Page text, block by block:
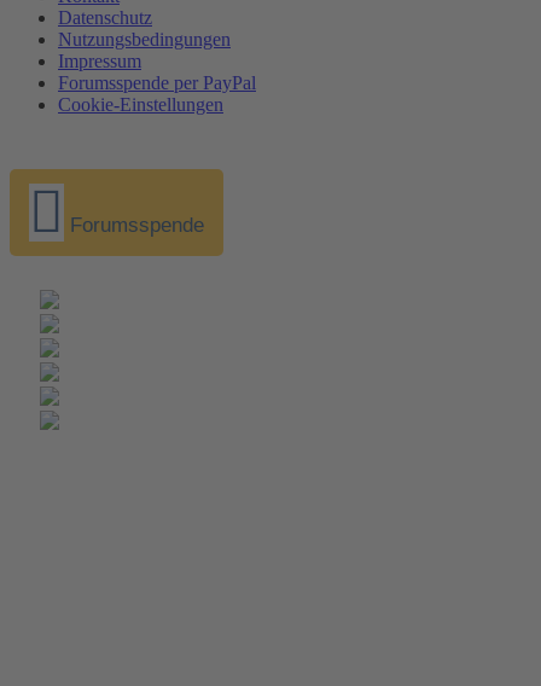
Datenschutz
Nutzungsbedingungen
Impressum
Forumsspende per PayPal
Cookie-Einstellungen
Forumsspende